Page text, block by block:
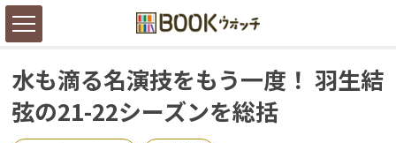
水も滴る名演技をもう一度！ 羽生結
弦の21-22シーズンを総括